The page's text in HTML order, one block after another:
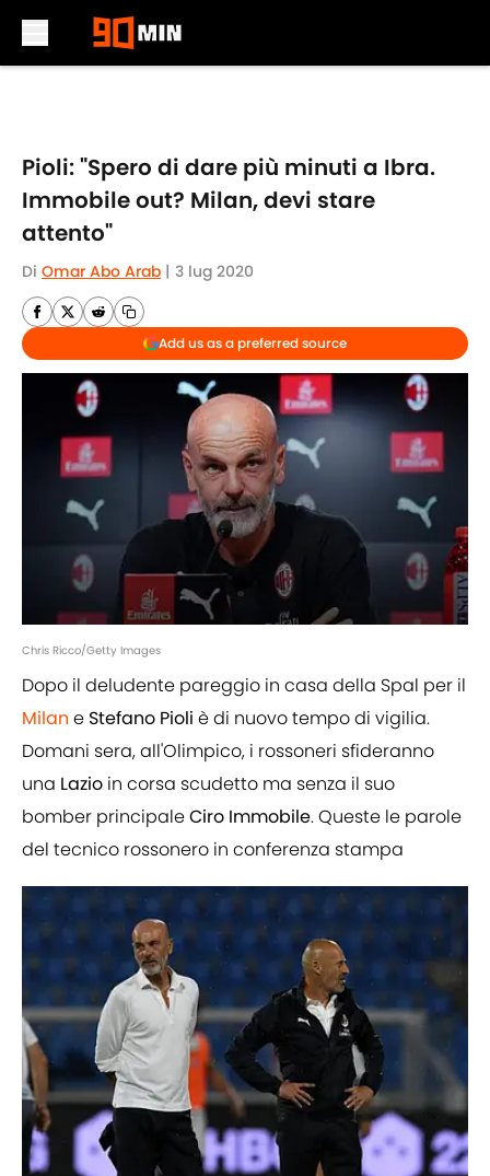
Pioli: "Spero di dare più minuti a Ibra.
Immobile out? Milan, devi stare
attento"
Di Omar Abo Arab | 3 lug 2020
Add us as a preferred source
Chris Ricco/Getty Images
Dopo il deludente pareggio in casa della Spal per il
Milan e Stefano Pioli è di nuovo tempo di vigilia.
Domani sera, all'Olimpico, i rossoneri sfideranno
una Lazio in corsa scudetto ma senza il suo
bomber principaleCiro Immobile. Queste le parole
del tecnico rossonero in conferenza stampa